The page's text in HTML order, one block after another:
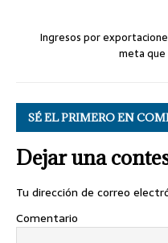
Ingresos por
meta que
SÉ EL PRIMERO EN
Dejar una
Tu dirección de correo
Comentario